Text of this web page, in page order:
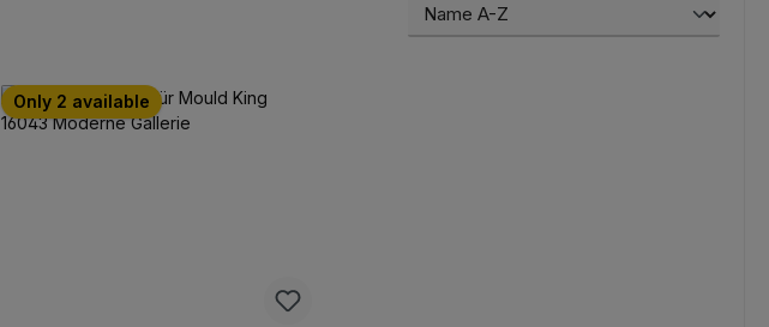
Only 2 available